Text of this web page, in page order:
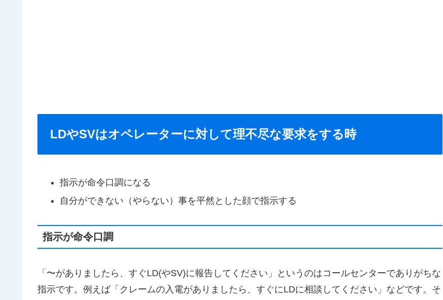
LDやSVはオペレーターに対して理不尽な要求をする時
指示が命令口調になる
自分ができない（やらない）事を平然とした顔で指示する
指示が命令口調
「〜がありましたら、すぐLD(やSV)に報告してください」というのはコールセンターでありがちな
指示です。例えば「クレームの入電がありましたら、すぐにLDに相談してください」などです。そ